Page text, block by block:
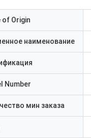
of Origin
наименование
Number
мин заказа